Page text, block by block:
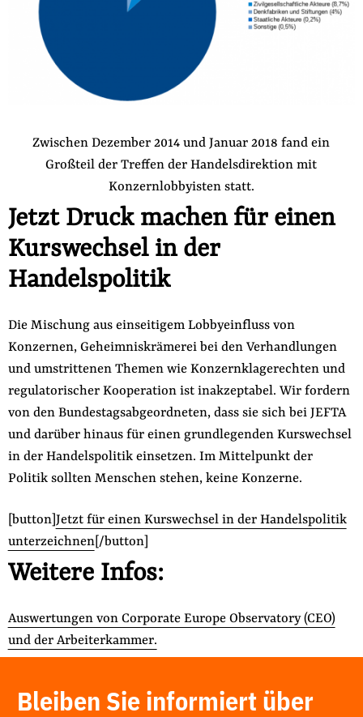
Zwischen Dezember 2014 und Januar 2018 fand ein
Großteil der Treffen der Handelsdirektion mit
Konzernlobbyisten statt.
Jetzt Druck machen für einen
Kurswechsel in der
Handelspolitik
Die Mischung aus einseitigem Lobbyeinfluss von
Konzernen, Geheimniskrämerei bei den Verhandlungen
und umstrittenen Themen wie Konzernklagerechten und
regulatorischer Kooperation ist inakzeptabel. Wir fordern
von den Bundestagsabgeordneten, dass sie sich bei JEFTA
und darüber hinaus für einen grundlegenden Kurswechsel
in der Handelspolitik einsetzen. Im Mittelpunkt der
Politik sollten Menschen stehen, keine Konzerne.
[button] Jetzt für einen Kurswechsel in der Handelspolitik
unterzeichnen[/button]
Weitere Infos:
Auswertungen von Corporate Europe Observatory (CEO)
und der Arbeiterkammer.
Bleiben Sie informiert über